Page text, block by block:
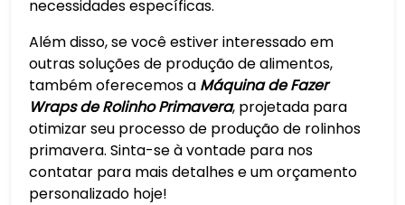
necessidades específicas.
Além disso, se você estiver interessado em
outras soluções de produção de alimentos,
também oferecemos a Máquina de Fazer
Wraps de Rolinho Primavera, projetada para
otimizar seu processo de produção de rolinhos
primavera. Sinta-se à vontade para nos
contatar para mais detalhes e um orçamento
personalizado hoje!